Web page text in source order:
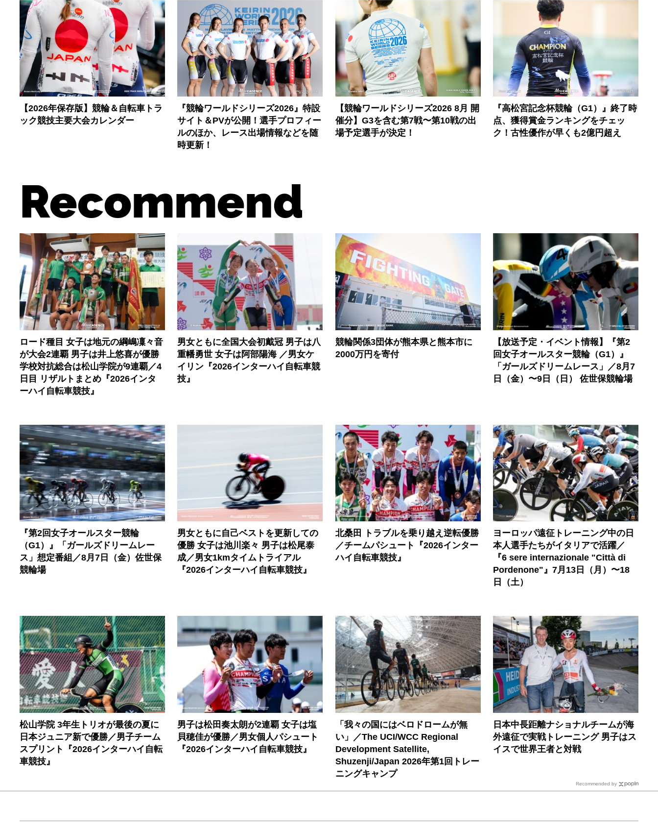
【2026年保存版】競輪＆自転車トラ
ック競技主要大会カレンダー
『競輪ワールドシリーズ2026』特設
サイト＆PVが公開！選手プロフィー
ルのほか、レース出場情報などを随
時更新！
【競輪ワールドシリーズ2026 8月 開
催分】G3を含む第7戦〜第10戦の出
場予定選手が決定！
『高松宮記念杯競輪（G1）』終了時
点、獲得賞金ランキングをチェッ
ク！古性優作が早くも2億円超え
Recommend
ロード種目 女子は地元の綱嶋凜々音
が大会2連覇 男子は井上悠喜が優勝
学校対抗総合は松山学院が9連覇／4
日目 リザルトまとめ『2026インタ
ーハイ自転車競技』
男女ともに全国大会初戴冠 男子は八
重幡勇世 女子は阿部陽海 ／男女ケ
イリン『2026インターハイ自転車競
技』
競輪関係3団体が熊本県と熊本市に
2000万円を寄付
【放送予定・イベント情報】『第2
回女子オールスター競輪（G1）』
「ガールズドリームレース」／8月7
日（金）〜9日（日） 佐世保競輪場
『第2回女子オールスター競輪
（G1）』「ガールズドリームレー
ス」想定番組／8月7日（金）佐世保
競輪場
男女ともに自己ベストを更新しての
優勝 女子は池川楽々 男子は松尾泰
成／男女1kmタイムトライアル
『2026インターハイ自転車競技』
北桑田 トラブルを乗り越え逆転優勝
／チームパシュート『2026インター
ハイ自転車競技』
ヨーロッパ遠征トレーニング中の日
本人選手たちがイタリアで活躍／
『6 sere internazionale "Città di
Pordenone"』7月13日（月）〜18
日（土）
松山学院 3年生トリオが最後の夏に
日本ジュニア新で優勝／男子チーム
スプリント『2026インターハイ自転
車競技』
男子は松田奏太朗が2連覇 女子は塩
貝穂佳が優勝／男女個人パシュート
『2026インターハイ自転車競技』
「我々の国にはベロドロームが無
い」／The UCI/WCC Regional
Development Satellite,
Shuzenji/Japan 2026年第1回トレー
ニングキャンプ
日本中長距離ナショナルチームが海
外遠征で実戦トレーニング 男子はス
イスで世界王者と対戦
Recommended by